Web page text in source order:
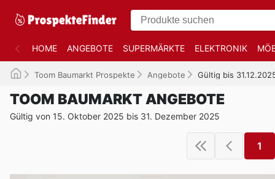
HOME ANGEBOTE SUPERMÄRKTE ELEKTRONIK
Toom Baumarkt Prospekte Angebote Gültig bis
TOOM BAUMARKT ANGEBOTE
Gültig von 15. Oktober 2025 bis 31. Dezember 2025
1